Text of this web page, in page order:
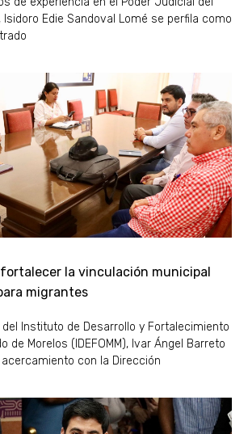
Isidoro Edie Sandoval Lomé se perfila como
fortalecer la vinculación municipal
migrantes
del Instituto de Desarrollo y Fortalecimiento
de Morelos (IDEFOMM), Ivar Ángel Barreto
con la Dirección